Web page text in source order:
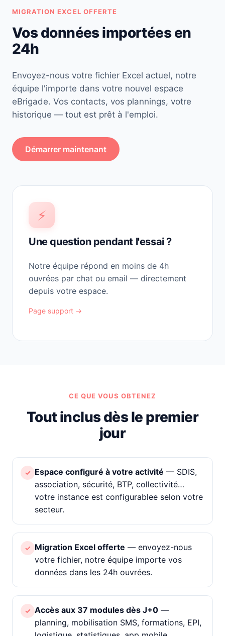
MIGRATION EXCEL OFFERTE
Vos données importées en
24h
Envoyez-nous votre fichier Excel actuel, notre
équipe l'importe dans votre nouvel espace
eBrigade. Vos contacts, vos plannings, votre
historique — tout est prêt à l'emploi.
Démarrer maintenant
⚡
Une question pendant l'essai ?
Notre équipe répond en moins de 4h
ouvrées par chat ou email — directement
depuis votre espace.
Page support →
CE QUE VOUS OBTENEZ
Tout inclus dès le premier
jour
✓ Espace configuré à votre activité — SDIS,
association, sécurité, BTP, collectivité…
votre instance est configurablee selon votre
secteur.
✓ Migration Excel offerte — envoyez-nous
votre fichier, notre équipe importe vos
données dans les 24h ouvrées.
✓ Accès aux 37 modules dès J+0 —
planning, mobilisation SMS, formations, EPI,